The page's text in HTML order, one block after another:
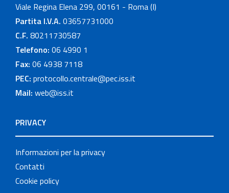
Viale Regina Elena 299, 00161 - Roma (I)
Partita I.V.A. 03657731000
C.F. 80211730587
Telefono: 06 4990 1
Fax: 06 4938 7118
PEC: protocollo.centrale@pec.iss.it
Mail: web@iss.it
PRIVACY
Informazioni per la privacy
Contatti
Cookie policy